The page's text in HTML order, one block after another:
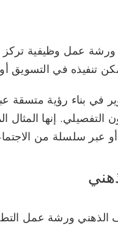
عمل وظيفية
تنفيذه في التسويق
في بناء رؤية متسقة
التفصيلي. إنها المثال
عبر سلسلة من
ورشة عمل